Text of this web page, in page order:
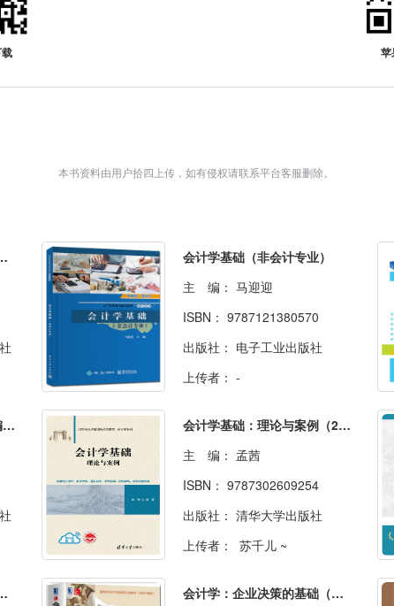
苹
本书资料由用户拾四上传，如有侵权请联系平台客服删除。
学）（第11版)
会计学基础（非会计专业）
主 编： 马迎迎
ISBN： 9787121380570
出版社： 电子工业出版社
上传者： -
会计学基础（第8版）（新编21世纪会计系列教材）
会计学基础：理论与案例（21世纪经济管理新形态教材·会计学系列）
主 编： 孟茜
ISBN： 9787302609254
出版社： 清华大学出版社
上传者：
苏千儿 ~
）（英文版·原书第17版） 会计学：企业决策的基础（财务会计分册）（英文版·原书第17版）